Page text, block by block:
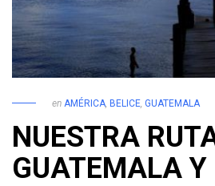
en AMÉRICA, BELICE, GUATEMALA
NUESTRA
GUATEMALA Y